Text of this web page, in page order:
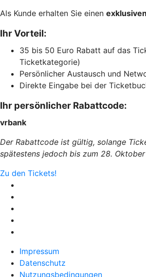
Als Kunde erhalten Sie einen
Ihr Vorteil:
35 bis 50 Euro Rabatt auf das
Ticketkategorie)
Persönlicher Austausch und
Direkte Eingabe bei der
Ihr persönlicher Rabattcode:
vrbank
Der Rabattcode ist gültig, solange
spätestens jedoch bis zum 28.
Zu den Tickets!
Impressum
Datenschutz
Nutzungsbedingungen